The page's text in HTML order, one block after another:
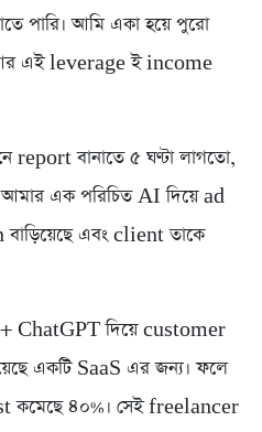
পারি। আমি একা হয়ে পুরো
এই leverage ই income
report বানাতে ৫ ঘণ্টা লাগতো,
এক পরিচিত AI দিয়ে ad
এবং client তাকে
দিয়ে customer
একটি SaaS এর জন্য। ফলে
৪০%। সেই freelancer